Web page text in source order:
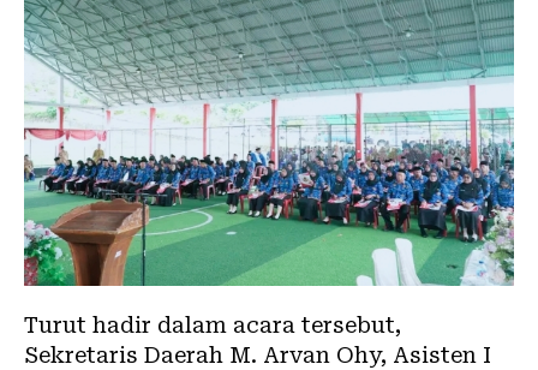
Turut hadir dalam acara tersebut,
Sekretaris Daerah M. Arvan Ohy, Asisten I